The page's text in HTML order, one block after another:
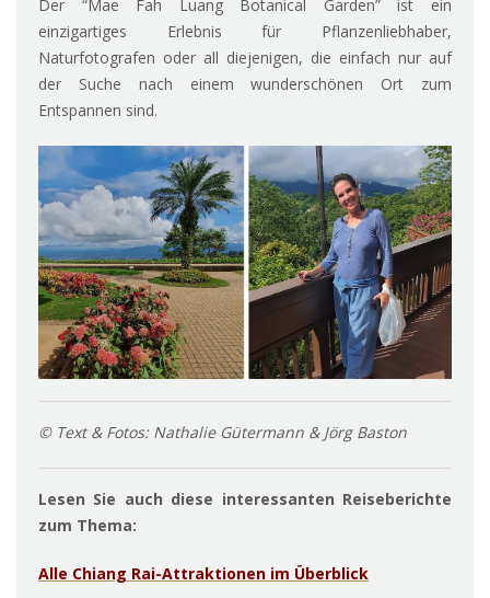
Der “Mae Fah Luang Botanical Garden” ist ein
einzigartiges Erlebnis für Pflanzenliebhaber,
Naturfotografen oder all diejenigen, die einfach nur auf
der Suche nach einem wunderschönen Ort zum
Entspannen sind.
© Text & Fotos: Nathalie Gütermann & Jörg Baston
Lesen Sie auch diese interessanten Reiseberichte
zum Thema:
Alle Chiang Rai-Attraktionen im Überblick